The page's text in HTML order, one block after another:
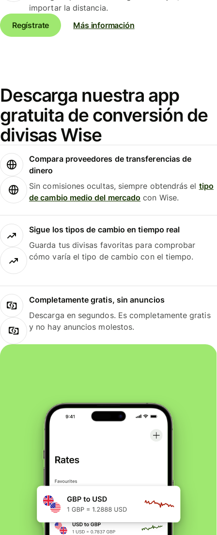
importar la distancia.
Regístrate
Más información
Descarga nuestra app
gratuita de conversión de
divisas Wise
Compara proveedores de transferencias de
dinero
Sin comisiones ocultas, siempre obtendrás el tipo
de cambio medio del mercado con Wise.
Sigue los tipos de cambio en tiempo real
Guarda tus divisas favoritas para comprobar
cómo varía el tipo de cambio con el tiempo.
Completamente gratis, sin anuncios
Descarga en segundos. Es completamente gratis
y no hay anuncios molestos.